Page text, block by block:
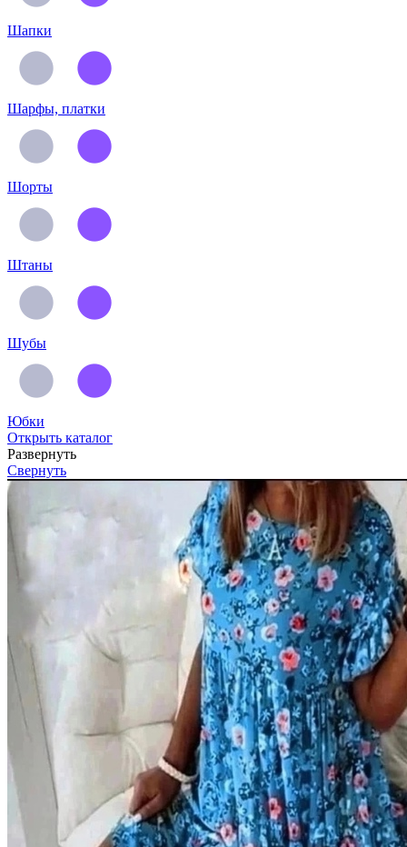
Шапки
Шарфы, платки
Шорты
Штаны
Шубы
Юбки
Открыть каталог
Развернуть
Свернуть